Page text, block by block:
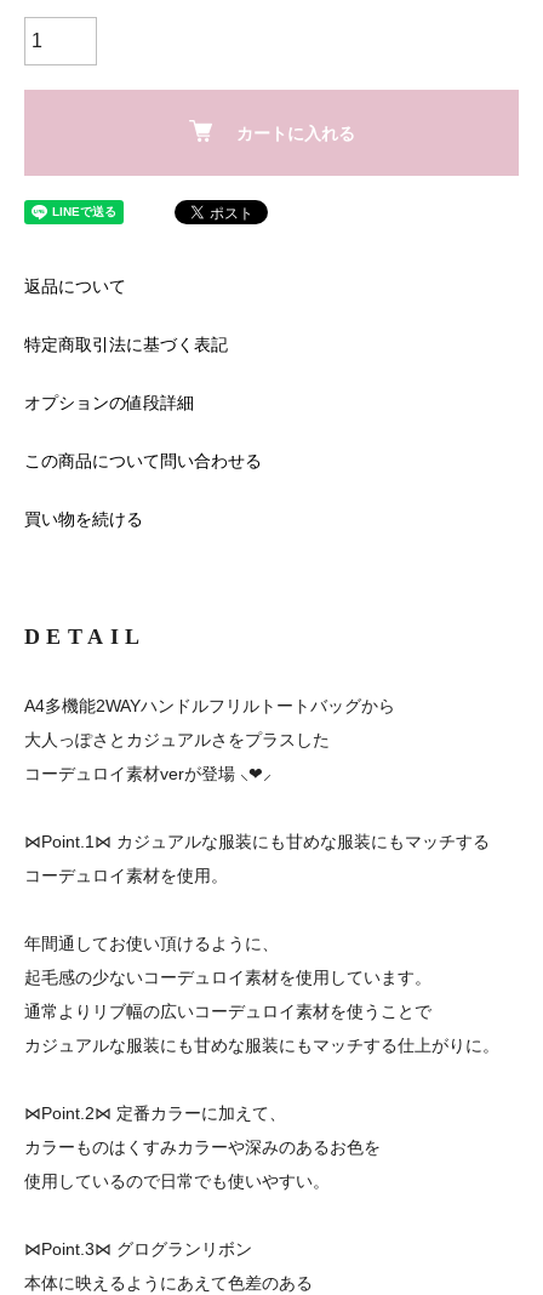
カートに入れる
返品について
特定商取引法に基づく表記
オプションの値段詳細
この商品について問い合わせる
買い物を続ける
DETAIL
A4多機能2WAYハンドルフリルトートバッグから
大人っぽさとカジュアルさをプラスした
コーデュロイ素材verが登場 ⸜❤︎⸝
⋈Point.1⋈ カジュアルな服装にも甘めな服装にもマッチする
コーデュロイ素材を使用。
年間通してお使い頂けるように、
起毛感の少ないコーデュロイ素材を使用しています。
通常よりリブ幅の広いコーデュロイ素材を使うことで
カジュアルな服装にも甘めな服装にもマッチする仕上がりに。
⋈Point.2⋈ 定番カラーに加えて、
カラーものはくすみカラーや深みのあるお色を
使用しているので日常でも使いやすい。
⋈Point.3⋈ グログランリボン
本体に映えるようにあえて色差のある